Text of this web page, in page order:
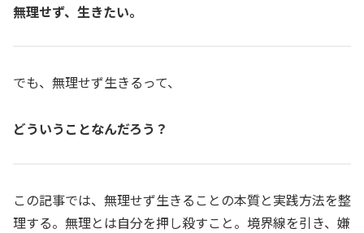
無理せず、生きたい。
でも、無理せず生きるって、
どういうことなんだろう？
この記事では、無理せず生きることの本質と実践方法を整
理する。無理とは自分を押し殺すこと。境界線を引き、嫌